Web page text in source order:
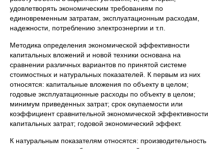
удовлетворять экономическим требованиям по
единовременным затратам, эксплуатационным расходам,
надежности, потреблению электроэнергии и т.п.
Методика определения экономической эффективности
капитальных вложений и новой техники основана на
сравнении различных вариантов по принятой системе
стоимостных и натуральных показателей. К первым из них
относятся: капитальные вложения по объекту в целом;
годовые эксплуатационные расходы по объекту в целом;
минимум приведенных затрат; срок окупаемости или
коэффициент сравнительной экономической эффективности
капитальных затрат; годовой экономический эффект.
К натуральным показателям относятся: производительность